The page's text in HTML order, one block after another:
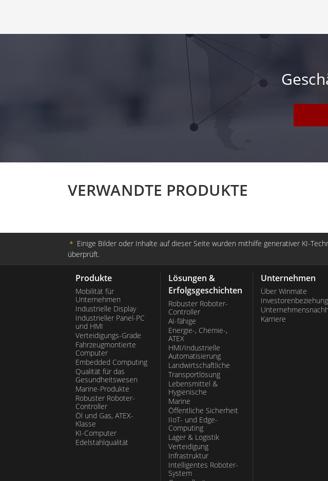
VERWANDTE PRODUKTE
＊ Einige Bilder oder Inhalte auf dieser Seite wurden mithilfe generativer KI-
überprüft.
Produkte
Mobilität für
Unternehmen
Industrielle Display
Industrieller Panel-PC
und HMI
Verteidigungs-Grade
Fahrzeugmontierte
Computer
Embedded Computing
Qualität für das
Gesundheitswesen
Marine-Produkte
Robuster Roboter-
Controller
Öl und Gas, ATEX-
Klasse
KI-Computer
Edelstahlqualität
Lösungen &
Erfolgsgeschichten
Robuster Roboter-
Controller
AI-fähige
Energie-, Chemie-,
ATEX
HMI/Industrielle
Automatisierung
Landwirtschaftliche
Transportlösung
Lebensmittel &
Hygienische
Marine
Öffentliche Sicherheit
IIoT- und Edge-
Computing
Lager & Logistik
Verteidigung
Infrastruktur
Intelligentes Roboter-
System
Unternehmen
Über Winmate
Karriere